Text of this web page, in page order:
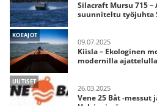
Silacraft Mursu 715
suunniteltu työjuhta
KOEAJOT
09.07.2025
Kiisla – Ekologinen
modernilla ajattelulla
UUTISET
26.03.2025
Vene 25 Båt -